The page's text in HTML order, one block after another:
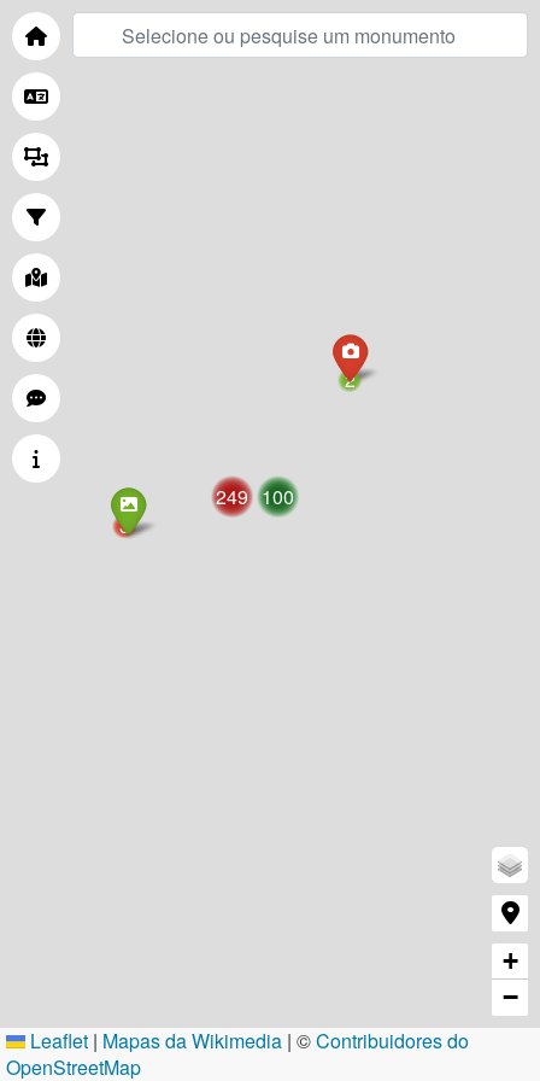
3
2
100
249
+
−
Leaflet | Mapas da Wikimedia | ©Contribuidores do
OpenStreetMap